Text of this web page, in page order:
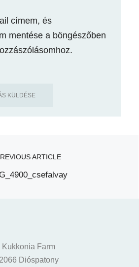
címem, és
mentése a böngészőben
ARTICLE
Kukkonia Farm
2066 Dióspatony